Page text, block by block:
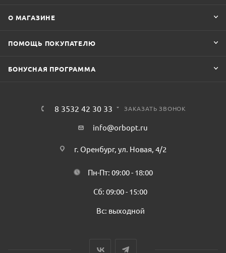
О МАГАЗИНЕ
ПОМОЩЬ ПОКУПАТЕЛЮ
БОНУСНАЯ ПРОГРАММА
8 3532 42 30 33 ЗАКАЗАТЬ ЗВОНОК
info@orbopt.ru
г. Оренбург, ул. Новая, 4/2
Пн-Пт: 09:00 - 18:00
Сб: 09:00 - 15:00
Вс: выходной